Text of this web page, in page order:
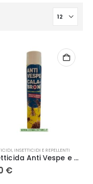
, INSETTICIDI E REPELLENTI
Insetticida Anti Vespe e Calabroni ml. 750 – Kollant
€